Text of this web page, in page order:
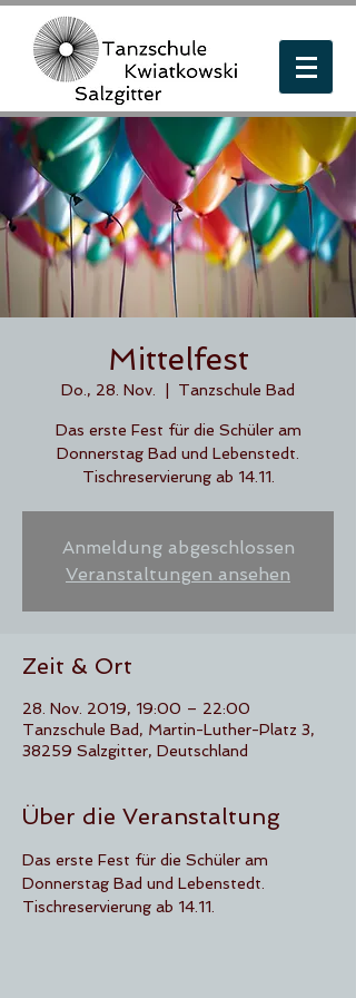
Mittelfest
Do., 28. Nov. Tanzschule Bad
Das erste Fest für die Schüler am
Donnerstag Bad und Lebenstedt.
Tischreservierung ab 14.11.
Anmeldung abgeschlossen
Veranstaltungen ansehen
Zeit & Ort
28. Nov. 2019, 19:00 – 22:00
Tanzschule Bad, Martin-Luther-Platz 3,
38259 Salzgitter, Deutschland
Über die Veranstaltung
Das erste Fest für die Schüler am
Donnerstag Bad und Lebenstedt.
Tischreservierung ab 14.11.